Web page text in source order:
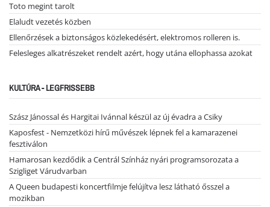
Toto megint tarolt
Elaludt vezetés közben
Ellenőrzések a biztonságos közlekedésért, elektromos rolleren is.
Felesleges alkatrészeket rendelt azért, hogy utána ellophassa azokat
KULTÚRA - LEGFRISSEBB
Szász Jánossal és Hargitai Ivánnal készül az új évadra a Csiky
Kaposfest - Nemzetközi hírű művészek lépnek fel a kamarazenei
fesztiválon
Hamarosan kezdődik a Centrál Színház nyári programsorozata a
Szigliget Várudvarban
A Queen budapesti koncertfilmje felújítva lesz látható ősszel a
mozikban